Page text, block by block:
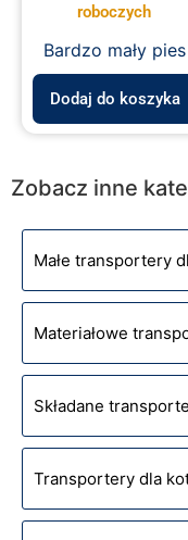
roboczych
Bardzo mały pies
Dodaj do koszyka
Zobacz inne
Małe transportery
Materiałowe
Składane
Transportery dla